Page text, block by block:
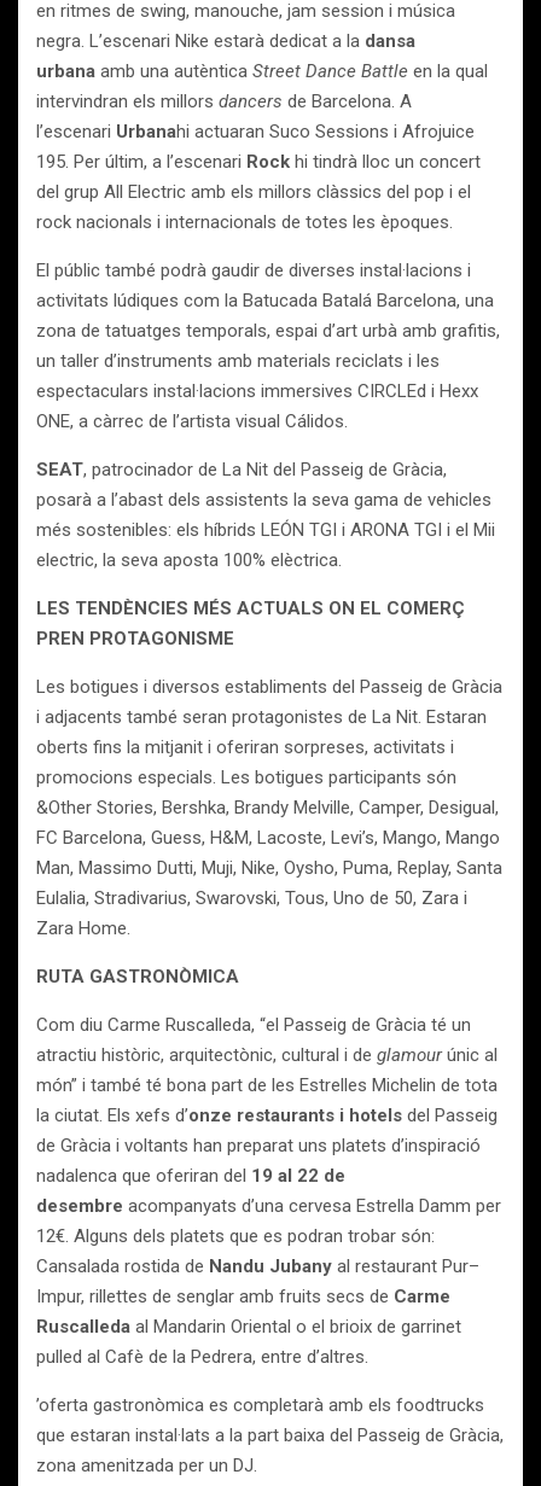
en ritmes de swing, manouche, jam session i música
negra. L’escenari Nike estarà dedicat a la dansa
urbana amb una autèntica Street Dance Battle en la qual
intervindran els millors dancers de Barcelona. A
l’escenari Urbanahi actuaran Suco Sessions i Afrojuice
195. Per últim, a l’escenari Rock hi tindrà lloc un concert
del grup All Electric amb els millors clàssics del pop i el
rock nacionals i internacionals de totes les èpoques.
El públic també podrà gaudir de diverses instal·lacions i
activitats lúdiques com la Batucada Batalá Barcelona, una
zona de tatuatges temporals, espai d’art urbà amb grafitis,
un taller d’instruments amb materials reciclats i les
espectaculars instal·lacions immersives CIRCLEd i Hexx
ONE, a càrrec de l’artista visual Cálidos.
SEAT, patrocinador de La Nit del Passeig de Gràcia,
posarà a l’abast dels assistents la seva gama de vehicles
més sostenibles: els híbrids LEÓN TGI i ARONA TGI i el Mii
electric, la seva aposta 100% elèctrica.
LES TENDÈNCIES MÉS ACTUALS ON EL COMERÇ
PREN PROTAGONISME
Les botigues i diversos establiments del Passeig de Gràcia
i adjacents també seran protagonistes de La Nit. Estaran
oberts fins la mitjanit i oferiran sorpreses, activitats i
promocions especials. Les botigues participants són
&Other Stories, Bershka, Brandy Melville, Camper, Desigual,
FC Barcelona, Guess, H&M, Lacoste, Levi’s, Mango, Mango
Man, Massimo Dutti, Muji, Nike, Oysho, Puma, Replay, Santa
Eulalia, Stradivarius, Swarovski, Tous, Uno de 50, Zara i
Zara Home.
RUTA GASTRONÒMICA
Com diu Carme Ruscalleda, “el Passeig de Gràcia té un
atractiu històric, arquitectònic, cultural i de glamourúnic al
món” i també té bona part de les Estrelles Michelin de tota
la ciutat. Els xefs d’onze restaurants i hotels del Passeig
de Gràcia i voltants han preparat uns platets d’inspiració
nadalenca que oferiran del 19 al 22 de
desembre acompanyats d’una cervesa Estrella Damm per
12€. Alguns dels platets que es podran trobar són:
Cansalada rostida de Nandu Jubany al restaurant Pur–
Impur, rillettes de senglar amb fruits secs de Carme
Ruscalleda al Mandarin Oriental o el brioix de garrinet
pulled al Cafè de la Pedrera, entre d’altres.
’oferta gastronòmica es completarà amb els foodtrucks
que estaran instal·lats a la part baixa del Passeig de Gràcia,
zona amenitzada per un DJ.